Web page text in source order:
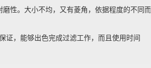
性。大小不均，又有菱角，依据程度的不同而
证，能够出色完成过滤工作，而且使用时间